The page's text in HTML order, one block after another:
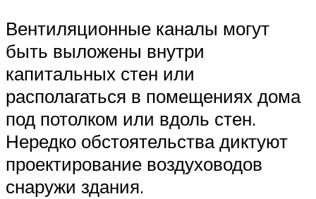
Вентиляционные каналы могут
быть выложены внутри
капитальных стен или
располагаться в помещениях дома
под потолком или вдоль стен.
Нередко обстоятельства диктуют
проектирование воздуховодов
снаружи здания.